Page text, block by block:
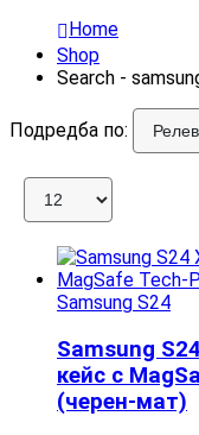
Home
Shop
Search -
Подредба по:
Samsung S24
Samsung
кейс с
(черен-мат)